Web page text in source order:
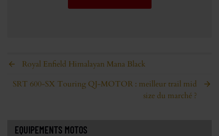
Royal Enfield Himalayan Mana Black
SRT 600-SX Touring QJ-MOTOR : meilleur trail mid
size du marché ?
EQUIPEMENTS MOTOS